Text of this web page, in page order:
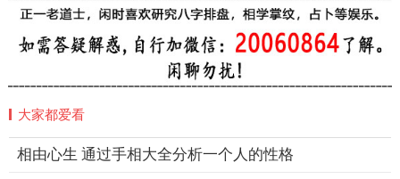
大家都爱看
相由心生 通过手相大全分析一个人的性格